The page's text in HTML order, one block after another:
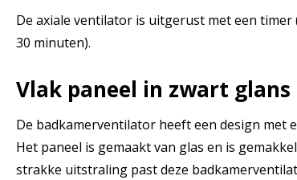
De axiale ventilator is uitgerust met een
30 minuten).
Vlak paneel in zwart glans
De badkamerventilator heeft een design met
Het paneel is gemaakt van glas en is
strakke uitstraling past deze